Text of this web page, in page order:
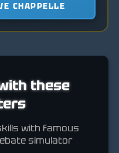
CHAPPELLE
these
with famous
simulator